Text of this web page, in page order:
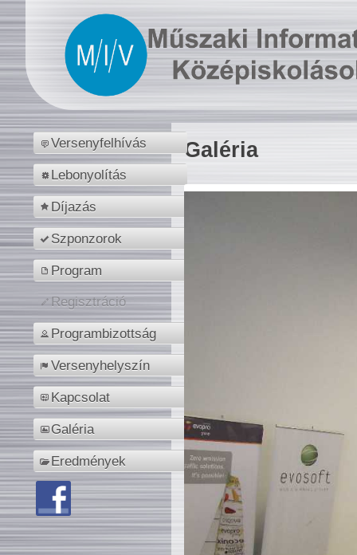
Versenyfelhívás
Lebonyolítás
Díjazás
Szponzorok
Program
Regisztráció
Programbizottság
Versenyhelyszín
Kapcsolat
Galéria
Eredmények
Galéria